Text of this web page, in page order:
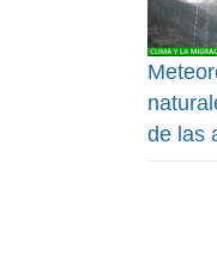
de las